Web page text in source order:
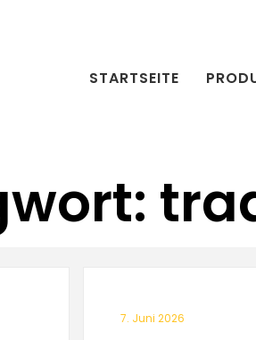
STARTSEITE
7. Juni 2026